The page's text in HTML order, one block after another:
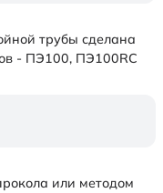
трубы сделана
- ПЭ100, ПЭ100RC
или методом